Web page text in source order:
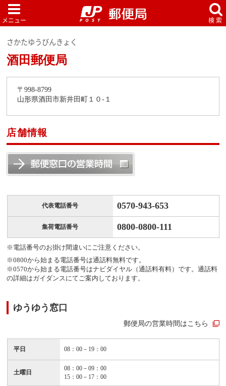
さかたゆうびんきょく
酒田郵便局
〒998-8799
山形県酒田市新井田町１０-１
店舗情報
代表電話番号 0570-943-653
集荷電話番号 0800-0800-111
※電話番号のお掛け間違いにご注意ください。
※0800から始まる電話番号は通話料無料です。
※0570から始まる電話番号はナビダイヤル（通話料有料）です。通話料
の詳細はガイダンスにてご案内しております。
ゆうゆう窓口
郵便局の営業時間はこちら
平日 08：00－19：00
土曜日
08：00－09：00
15：00－17：00